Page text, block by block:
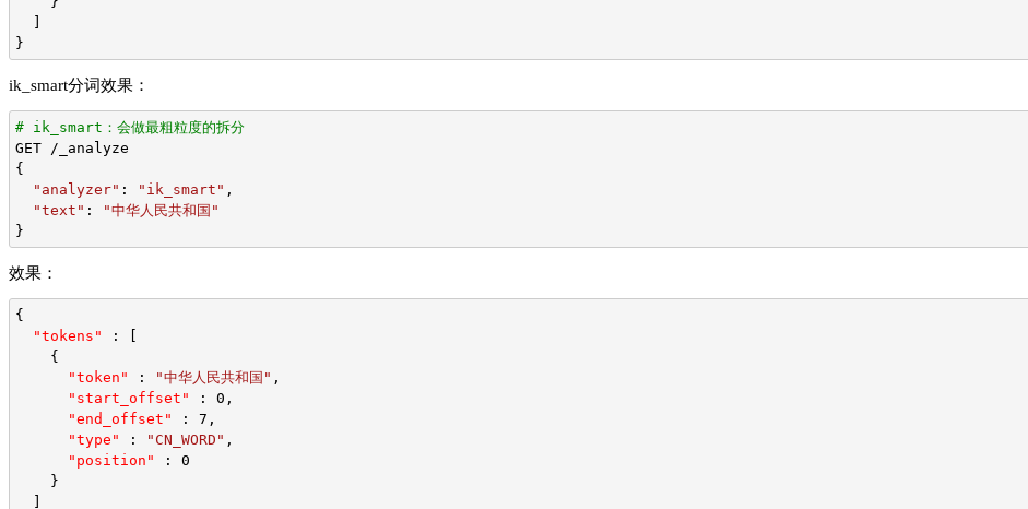
}
ik_smart分词效果：
# ik_smart：会做最粗粒度的拆分
GET /_analyze
{
"analyzer" : "ik_smart" ,
"text" :
"中华人民共和国"
}
效果：
{
"tokens"
: [
    {
"token"
: "中华人民共和国" ,
"start_offset"
: 0,
"end_offset"
: 7,
"type"
: "CN_WORD" ,
"position"
: 0
    }